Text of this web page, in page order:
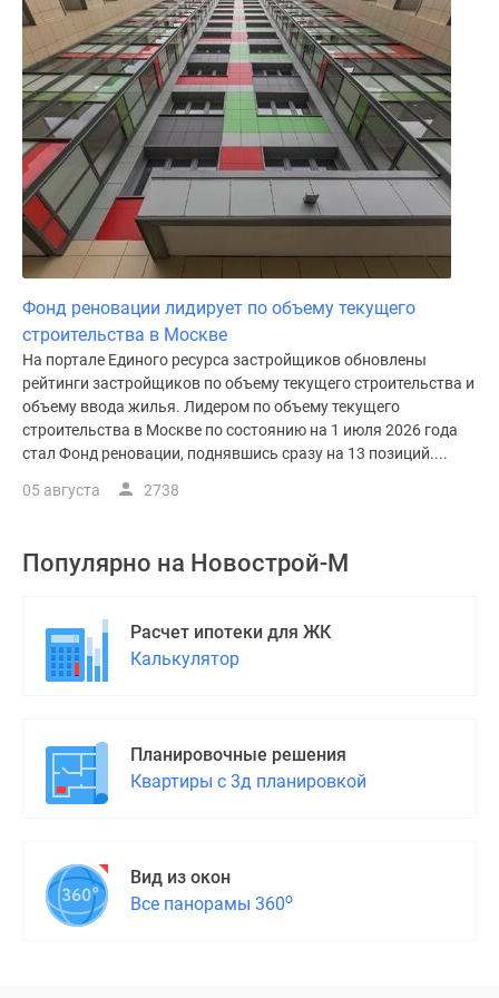
Фонд реновации лидирует по объему текущего
строительства в Москве
На портале Единого ресурса застройщиков обновлены
рейтинги застройщиков по объему текущего строительства и
объему ввода жилья. Лидером по объему текущего
строительства в Москве по состоянию на 1 июля 2026 года
стал Фонд реновации, поднявшись сразу на 13 позиций....
05 августа 2738
Популярно на Новострой-М
Расчет ипотеки для ЖК
Калькулятор
Планировочные решения
Квартиры с 3д планировкой
Вид из окон
Все панорамы 360о